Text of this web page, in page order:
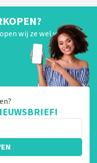
wij ze wel van je!